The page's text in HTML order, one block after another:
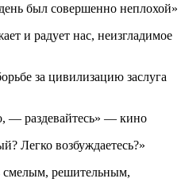
был совершенно неплохой»
и радует нас, неизгладимое
за цивилизацию заслуга
— раздевайтесь» — кино
Легко возбуждаетесь?»
решительным,